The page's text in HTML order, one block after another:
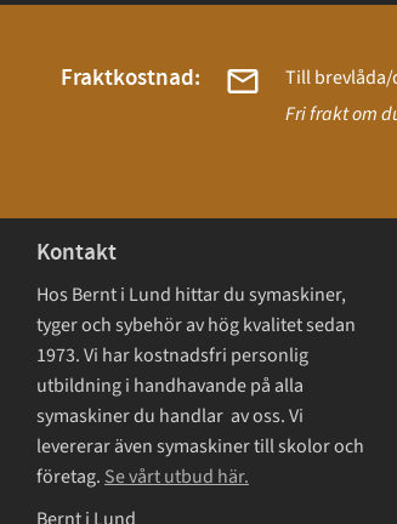
Fraktkostnad:
Till brevlåda/
Fri frakt om
Kontakt
Hos Bernt i Lund hittar du symaskiner,
tyger och sybehör av hög kvalitet sedan
1973. Vi har kostnadsfri personlig
utbildning i handhavande på alla
symaskiner du handlar av oss. Vi
levererar även symaskiner till skolor och
företag. Se vårt utbud här.